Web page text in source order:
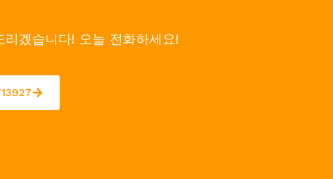
리겠습니다! 오늘 전화하세요!